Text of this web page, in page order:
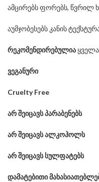
ამცირებს ფორებს, წვრილ
აუმჯობესებს კანის
რეკომენდირებულია ყველა
ვეგანური
Cruelty Free
არშეიცავსპარაბენებს
არშეიცავსალკოჰოლს
არშეიცავს სულფატებს
დამატებითი